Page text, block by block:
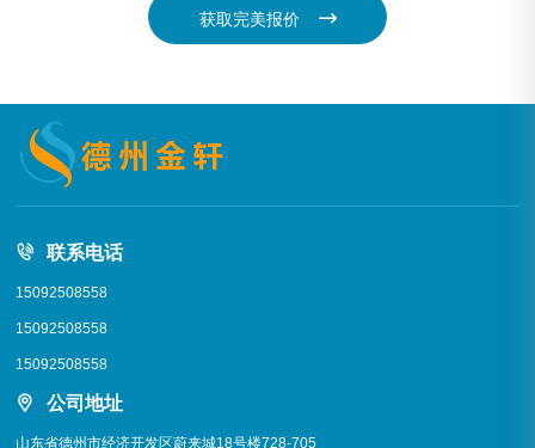
获取完美报价
联系电话
15092508558
15092508558
15092508558
公司地址
山东省德州市经济开发区蔚来城18号楼728-705